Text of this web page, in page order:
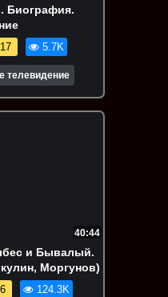
Биография.
5.7K
телевидение
40:44
и Бывалый.
Моргунов)
124.3K